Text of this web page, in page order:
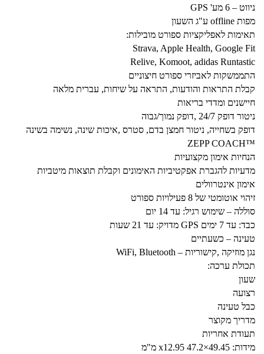
ניווט – 6 מע' GPS
מפות offline ע"ג השעון
תאימות לאפליקציות ספורט מובילות:
Strava, Apple Health, Google Fit
Relive, Komoot, adidas Runtastic
התממשקות לאביזרי ספורט חיצוניים
קבלת התראות והודעות, התראה על שיחות, עברית מלאה
חיישנים ומדדי בריאות
ניטור דופק 24/7 ,דופק נמוך/גבוה
דופק בשחייה, ניטור חמצן בדם, סטרס ,איכות שינה, נשימה בשינה
™ZEPP COACH
הנחיות אימון מקצועיות
מדעיות להגברת אפקטיביות האימונים וקבלת תוצאות מיטביות
אימון אינטרוולים
זיהוי אוטומטי של 8 פעילויות ספורט
סוללה – שימוש רגיל: עד 14 יום
כבד: עד 7 ימים GPS מדויק: עד 21 שעות
טעינה – כשעתיים
נגן מוזיקה ,קישוריות – WiFi, Bluetooth
תכולת ערכה:
שעון
רצועה
כבל טעינה
מדריך מקוצר
תעודת אחריות
מידות: 49.45×47.2 x12.95 מ"מ